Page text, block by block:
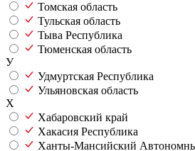
Томская область
Тульская область
Тыва Республика
Тюменская область
У
Удмуртская Республика
Ульяновская область
Х
Хабаровский край
Хакасия Республика
Ханты-Мансийский